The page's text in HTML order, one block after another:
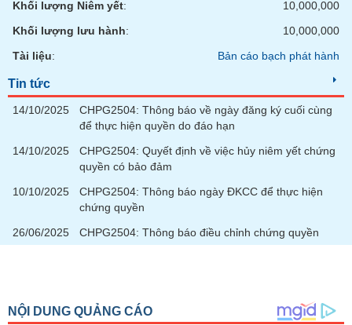
Khối lượng Niêm yết:
10,000,000
Khối lượng lưu hành:
10,000,000
Tài liệu: Bản cáo bạch phát hành
Tin tức
14/10/2025
CHPG2504: Thông báo về ngày đăng ký cuối cùng
để thực hiện quyền do đáo hạn
14/10/2025
CHPG2504: Quyết định về việc hủy niêm yết chứng
quyền có bảo đảm
10/10/2025
CHPG2504: Thông báo ngày ĐKCC để thực hiện
chứng quyền
26/06/2025
CHPG2504: Thông báo điều chỉnh chứng quyền